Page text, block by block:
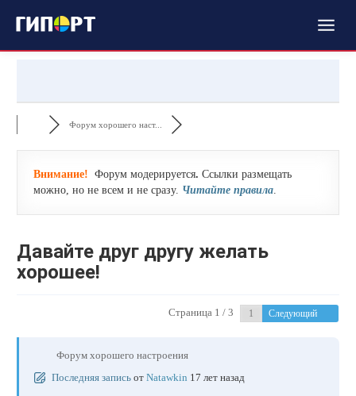
Форум хорошего наст...
Внимание! Форум модерируется. Ссылки размещать
можно, но не всем и не сразу. Читайте правила.
Давайте друг другу желать
хорошее!
Страница 1 / 3 Следующий
Форум хорошего настроения
Последняя запись от Natawkin 17 лет назад